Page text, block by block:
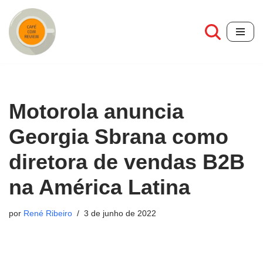
Pular
para
Motorola anuncia
Georgia Sbrana como
diretora de vendas B2B
na América Latina
por René Ribeiro 3 de junho de 2022